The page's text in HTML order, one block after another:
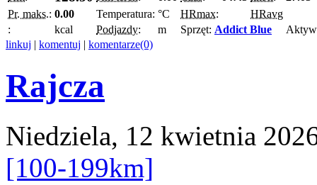
Pr. maks.: 0.00 Temperatura: °C HRmax:
HRavg
:
kcal Podjazdy: m Sprzęt: Addict Blue
linkuj | komentuj | komentarze(0)
Rajcza
Niedziela, 12 kwietnia
[100-199km]